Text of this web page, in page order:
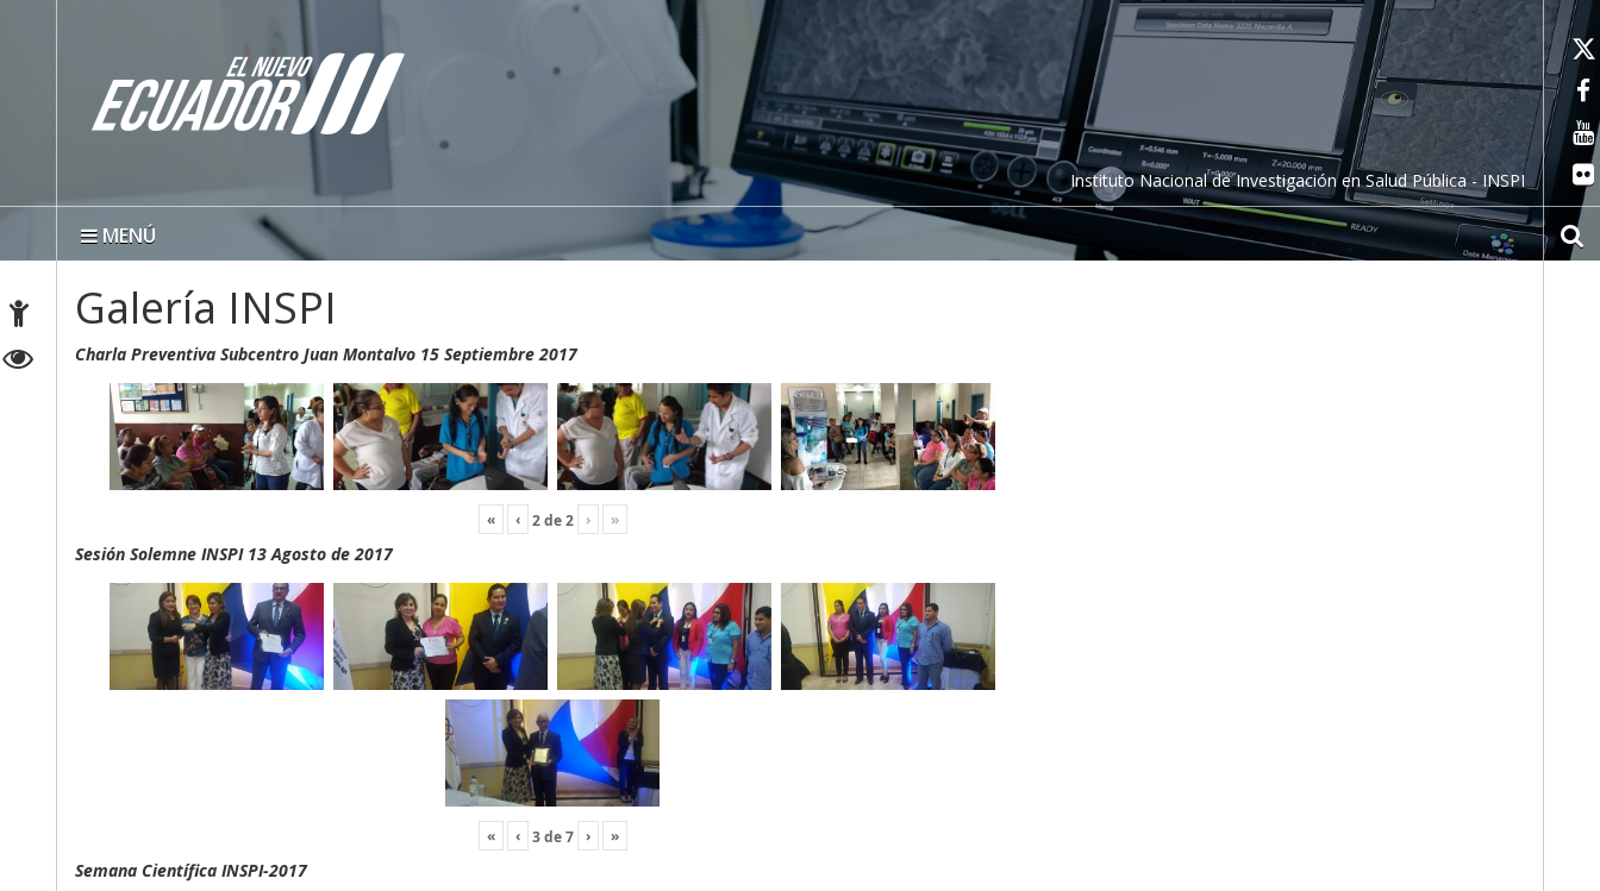
Instituto Nacional de Investigación en Salud Pública - INSPI
MENÚ
Galería INSPI
Charla Preventiva Subcentro Juan Montalvo 15 Septiembre 2017
« ‹ 2de2 › »
Sesión Solemne INSPI 13 Agosto de 2017
« ‹ 3de7 › »
Semana Científica INSPI-2017